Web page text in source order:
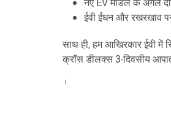
ईवी ईंधन और
साथ ही, हम आखिरकार ईवी
क्रॉस डीलक्स 3-दिवसीय
।